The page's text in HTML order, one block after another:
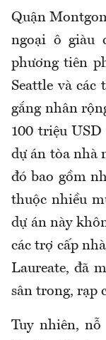
Quận
ngoại ô giàu
phương tiên
Seattle và các
gắng nhân
100 triệu USD
dự án tòa nhà
đó bao gồm
thuộc nhiều
dự án này
các trợ cấp
Laureate, đã
sân trong, rạp
Tuy nhiên,